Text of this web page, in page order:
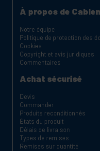
À propos de
Notre équipe
Politique de protection des
Cookies
Copyright et avis juridiques
Commentaires
Achat sécurisé
Devis
Commander
Produits reconditionnés
États du produit
Délais de livraison
Types de remises
Remises sur quantité